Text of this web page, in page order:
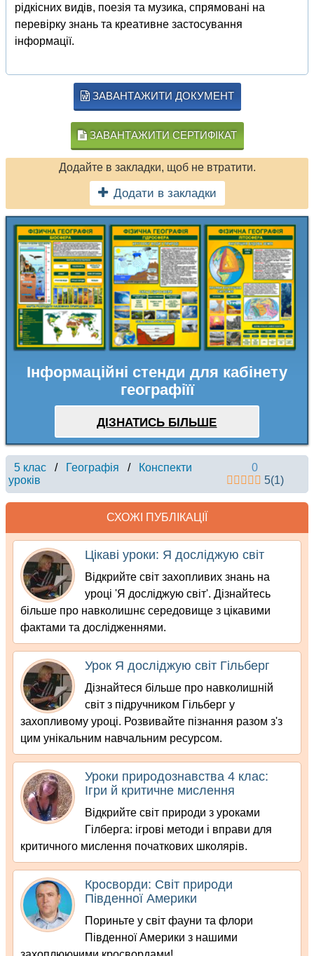
рідкісних видів, поезія та музика, спрямовані на
перевірку знань та креативне застосування
інформації.
ЗАВАНТАЖИТИ ДОКУМЕНТ
ЗАВАНТАЖИТИ СЕРТИФІКАТ
Додайте в закладки, щоб не втратити.
Додати в закладки
Інформаційні стенди для кабінету
географіїї
ДІЗНАТИСЬ БІЛЬШЕ
5 клас / Географія /
Конспекти
уроків
0
5(1)
СХОЖІ ПУБЛІКАЦІЇ
Цікаві уроки: Я досліджую світ
Відкрийте світ захопливих знань на
уроці 'Я досліджую світ'. Дізнайтесь
більше про навколишнє середовище з цікавими
фактами та дослідженнями.
Урок Я досліджую світ Гільберг
Дізнайтеся більше про навколишній
світ з підручником Гільберг у
захопливому уроці. Розвивайте пізнання разом з'з
цим унікальним навчальним ресурсом.
Уроки природознавства 4 клас:
Ігри й критичне мислення
Відкрийте світ природи з уроками
Гілберга: ігрові методи і вправи для
критичного мислення початкових школярів.
Кросворди: Світ природи
Південної Америки
Пориньте у світ фауни та флори
Південної Америки з нашими